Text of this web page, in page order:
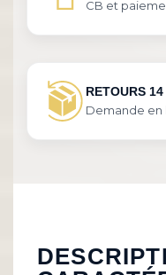
CB et
RETOURS
Demande en